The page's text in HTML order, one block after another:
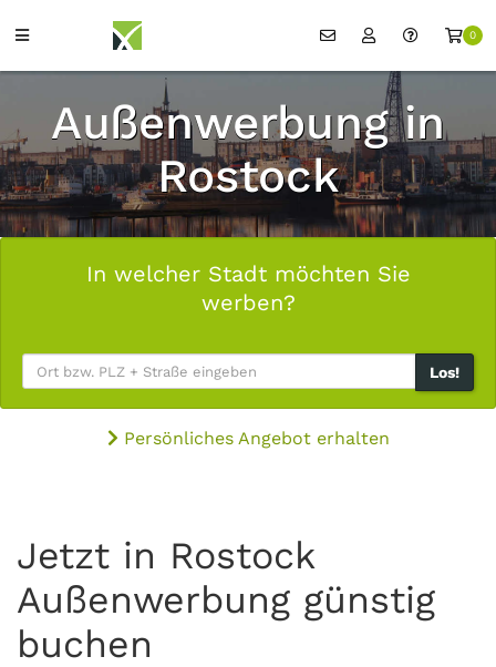
0
Außenwerbung in
Rostock
In welcher Stadt möchten Sie
werben?
Los!
Persönliches Angebot erhalten
Jetzt in Rostock
Außenwerbung günstig
buchen